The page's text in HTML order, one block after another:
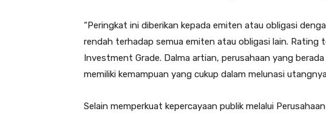
“Peringkat ini diberikan kepada emiten atau obligasi
rendah terhadap semua emiten atau obligasi lain. Rating
Investment Grade. Dalma artian, perusahaan yang
memiliki kemampuan yang cukup dalam melunasi
Selain memperkuat kepercayaan publik melalui